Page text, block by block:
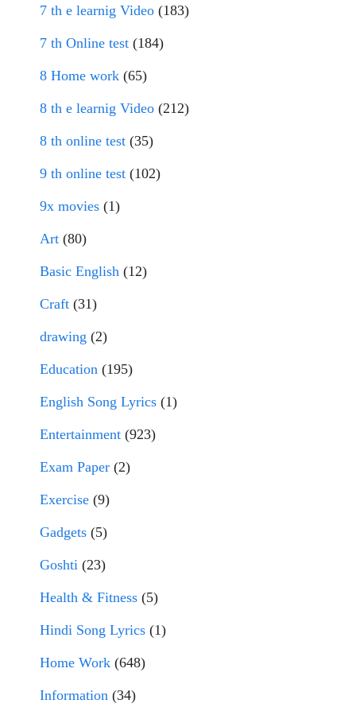
7 th e learnig Video (183)
7 th Online test (184)
8 Home work (65)
8 th e learnig Video (212)
8 th online test (35)
9 th online test (102)
9x movies (1)
Art (80)
Basic English (12)
Craft (31)
drawing (2)
Education (195)
English Song Lyrics (1)
Entertainment (923)
Exam Paper (2)
Exercise (9)
Gadgets (5)
Goshti (23)
Health & Fitness (5)
Hindi Song Lyrics (1)
Home Work (648)
Information (34)